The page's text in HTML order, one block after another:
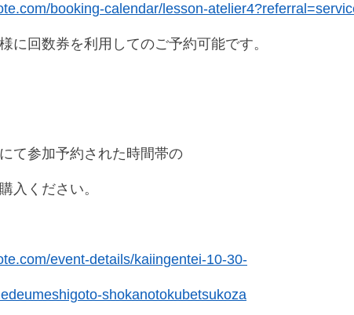
booking-calendar/lesson-
に回数券を利用してのご予約可能です。
て参加予約された時間帯の
入ください。
event-details/kaiingentei-10-30-
shokanotokubetsukoza